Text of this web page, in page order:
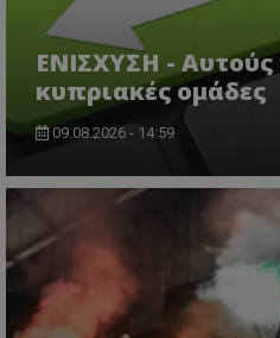
ΕΝΙΣΧΥΣΗ -
κυπριακές ομάδες
09.08.2026 - 14:59